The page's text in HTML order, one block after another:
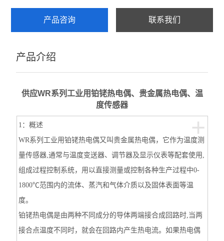
产品咨询 联系我们
产品介绍
供应WR系列工业用铂铑热电偶、贵金属热电偶、温
度传感器
+
1：概述
WR系列工业用铂铑热电偶又叫贵金属热电偶，它作为温度测
量传感器,通常与温度变送器、调节器及显示仪表等配套使用,
组成过程控制系统，用以直接测量或控制各种生产过程中0-
1800℃范围内的流体、蒸汽和气体介质以及固体表面等温
度。
铂铑热电偶是由两种不同成分的导体两端接合成回路时,当两
接合点温度不同时，就会在回路内产生热电流。如果热电偶